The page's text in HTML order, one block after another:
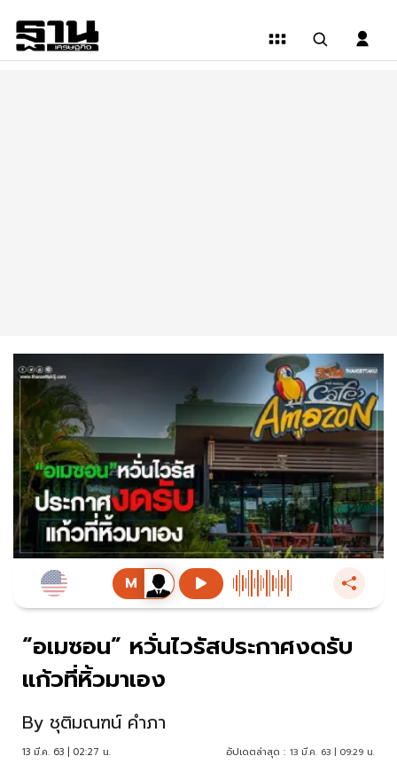
“อเมซอน” หวั่นไวรัสประกาศงดรับ
แก้วที่หิ้วมาเอง
By ชุติมณฑน์ คำภา
13 มี.ค. 63 | 02:27 น. อัปเดตล่าสุด : 13 มี.ค. 63 | 09:29 น.